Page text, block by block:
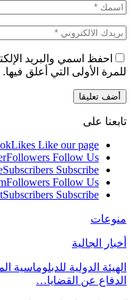
احفظ اسمي والبريد
للمرة الأولى التي أعلق فيها.
تابعنا على
Likes Like our page
Followers Follow Us
Subscribers Subscribe
Followers Follow Us
Subscribers Subscribe
منوعات
أخبار الجالية
الهيئة الدولية
الدفاع عن القضايا…